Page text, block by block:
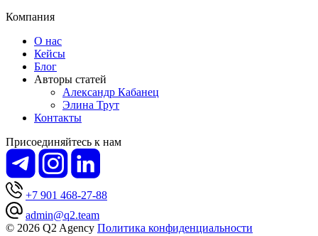
Компания
О нас
Кейсы
Блог
Авторы статей
Александр Кабанец
Элина Трут
Контакты
Присоединяйтесь к нам
+7 901 468-27-88
admin@q2.team
© 2026 Q2 Agency Политика конфиденциальности